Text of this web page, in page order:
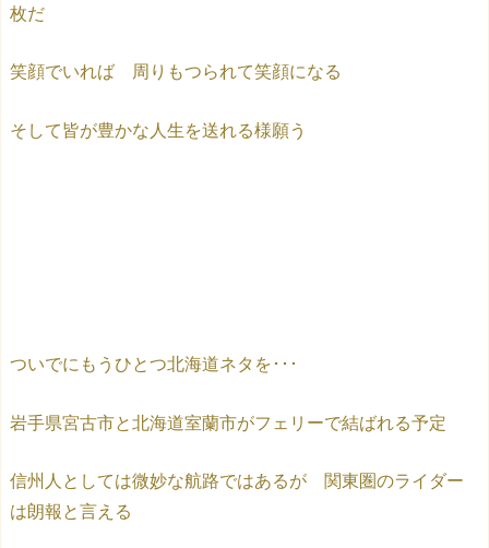
枚だ
笑顔でいれば 周りもつられて笑顔になる
そして皆が豊かな人生を送れる様願う
ついでにもうひとつ北海道ネタを･･･
岩手県宮古市と北海道室蘭市がフェリーで結ばれる予定
信州人としては微妙な航路ではあるが 関東圏のライダー
は朗報と言える